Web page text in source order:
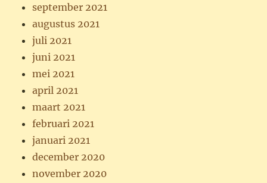
september 2021
augustus 2021
juli 2021
juni 2021
mei 2021
april 2021
maart 2021
februari 2021
januari 2021
december 2020
november 2020